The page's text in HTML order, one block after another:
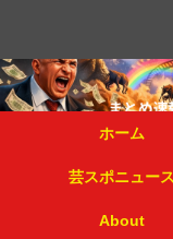
ホーム
芸スポニュース
About